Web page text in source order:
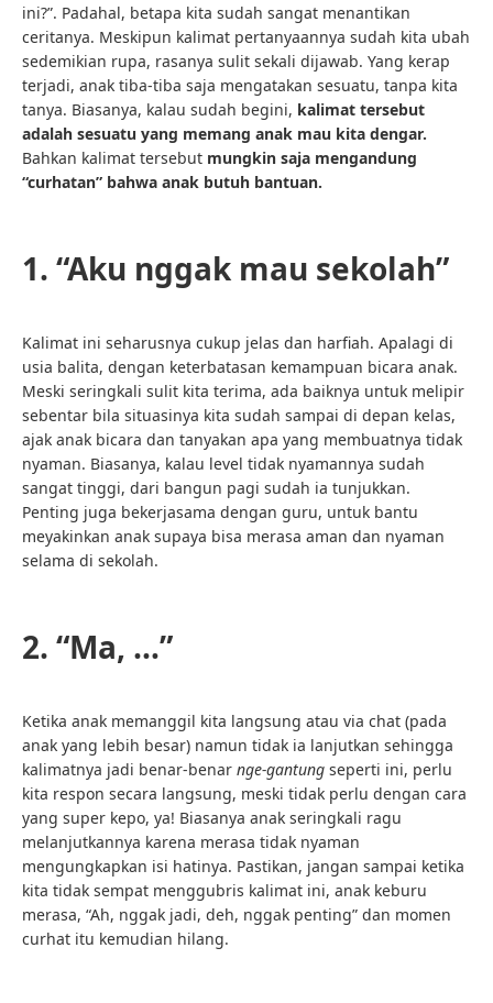
ini?”. Padahal, betapa kita sudah sangat menantikan
ceritanya. Meskipun kalimat pertanyaannya sudah kita ubah
sedemikian rupa, rasanya sulit sekali dijawab. Yang kerap
terjadi, anak tiba-tiba saja mengatakan sesuatu, tanpa kita
tanya. Biasanya, kalau sudah begini, kalimat tersebut
adalah sesuatu yang memang anak mau kita dengar.
Bahkan kalimat tersebut mungkin saja mengandung
“curhatan” bahwa anak butuh bantuan.
1. “Aku nggak mau sekolah”
Kalimat ini seharusnya cukup jelas dan harfiah. Apalagi di
usia balita, dengan keterbatasan kemampuan bicara anak.
Meski seringkali sulit kita terima, ada baiknya untuk melipir
sebentar bila situasinya kita sudah sampai di depan kelas,
ajak anak bicara dan tanyakan apa yang membuatnya tidak
nyaman. Biasanya, kalau level tidak nyamannya sudah
sangat tinggi, dari bangun pagi sudah ia tunjukkan.
Penting juga bekerjasama dengan guru, untuk bantu
meyakinkan anak supaya bisa merasa aman dan nyaman
selama di sekolah.
2. “Ma, …”
Ketika anak memanggil kita langsung atau via chat (pada
anak yang lebih besar) namun tidak ia lanjutkan sehingga
kalimatnya jadi benar-benar nge-gantung seperti ini, perlu
kita respon secara langsung, meski tidak perlu dengan cara
yang super kepo, ya! Biasanya anak seringkali ragu
melanjutkannya karena merasa tidak nyaman
mengungkapkan isi hatinya. Pastikan, jangan sampai ketika
kita tidak sempat menggubris kalimat ini, anak keburu
merasa, “Ah, nggak jadi, deh, nggak penting” dan momen
curhat itu kemudian hilang.